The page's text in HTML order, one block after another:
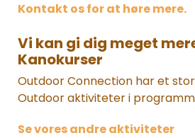
Kontakt os for at høre mere.
Vi kan gi dig meget
Kanokurser
Outdoor Connection har et
Outdoor aktiviteter i
Se vores andre aktiviteter